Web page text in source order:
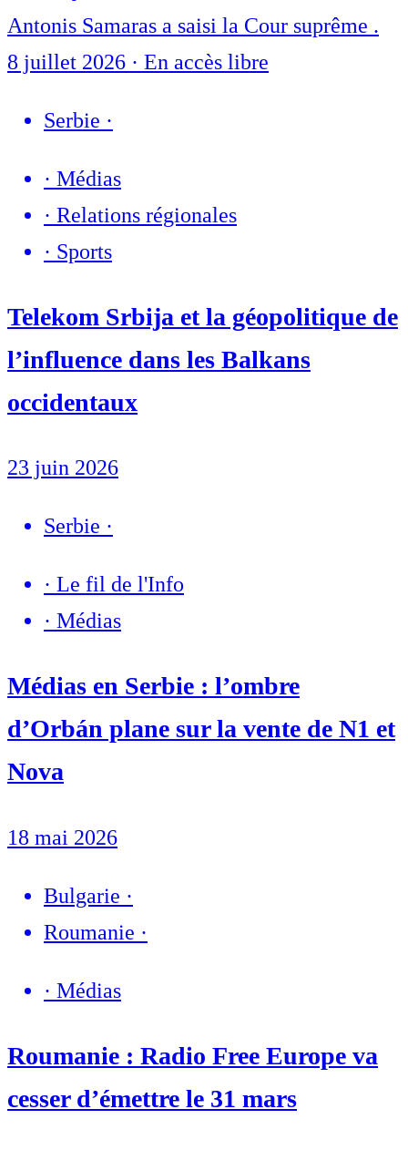
Antonis Samaras a saisi la Cour suprême .
8 juillet 2026 · En accès libre
Serbie ·
· Médias
· Relations régionales
· Sports
Telekom Srbija et la géopolitique de
l’influence dans les Balkans
occidentaux
23 juin 2026
Serbie ·
· Le fil de l'Info
· Médias
Médias en Serbie : l’ombre
d’Orbán plane sur la vente de N1 et
Nova
18 mai 2026
Bulgarie ·
Roumanie ·
· Médias
Roumanie : Radio Free Europe va
cesser d’émettre le 31 mars